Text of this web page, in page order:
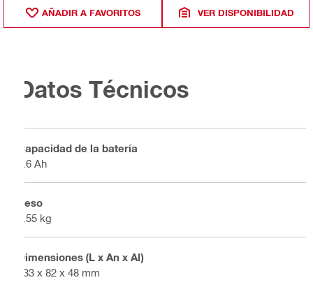
AÑADIR A FAVORITOS VER DISPONIBILIDAD
Datos Técnicos
Capacidad de la batería
2.6 Ah
Peso
0.55 kg
Dimensiones (L x An x Al)
133 x 82 x 48 mm